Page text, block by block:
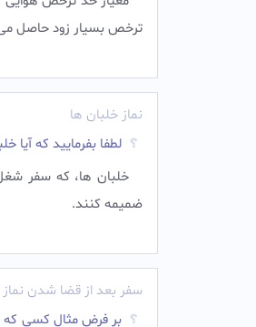
ترخص بسیار زود حاصل
نماز خلبان ها
لطفا بفرمایید که آیا
خلبان ها، كه سفر شغل
ضمیمه کنند.
سفر بعد از قضا شدن
بر فرض مثال کسی که